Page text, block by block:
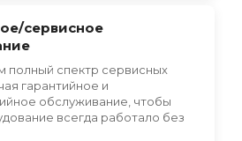
сервисное
полный спектр сервисных
гарантийное и
обслуживание, чтобы
всегда работало без